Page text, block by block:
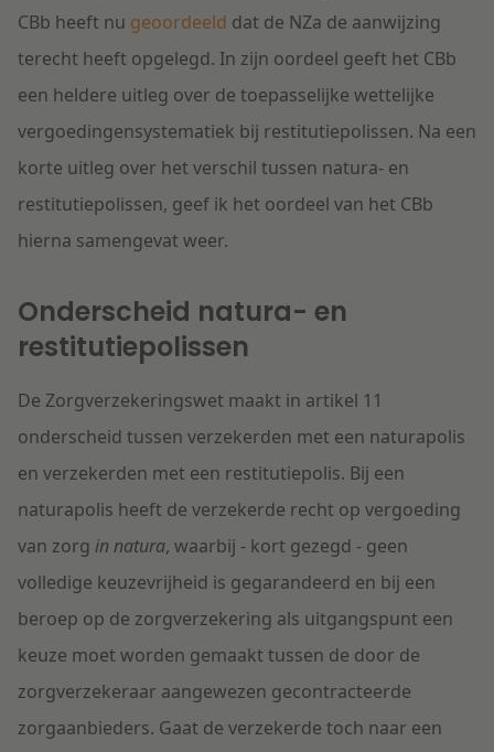
CBb heeft nu geoordeeld dat de NZa de aanwijzing
terecht heeft opgelegd. In zijn oordeel geeft het CBb
een heldere uitleg over de toepasselijke wettelijke
vergoedingensystematiek bij restitutiepolissen. Na een
korte uitleg over het verschil tussen natura- en
restitutiepolissen, geef ik het oordeel van het CBb
hierna samengevat weer.
Onderscheid natura- en
restitutiepolissen
De Zorgverzekeringswet maakt in artikel 11
onderscheid tussen verzekerden met een naturapolis
en verzekerden met een restitutiepolis. Bij een
naturapolis heeft de verzekerde recht op vergoeding
van zorg in natura, waarbij - kort gezegd - geen
volledige keuzevrijheid is gegarandeerd en bij een
beroep op de zorgverzekering als uitgangspunt een
keuze moet worden gemaakt tussen de door de
zorgverzekeraar aangewezen gecontracteerde
zorgaanbieders. Gaat de verzekerde toch naar een